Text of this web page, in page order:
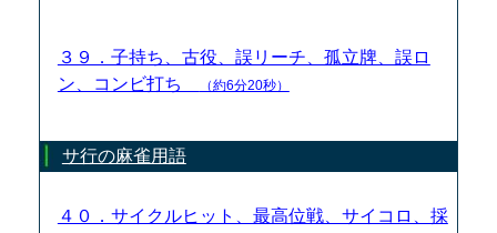
３９．子持ち、古役、誤リーチ、孤立牌、誤ロ
ン、コンビ打ち
（約6分20秒）
サ行の麻雀用語
４０．サイクルヒット、最高位戦、サイコロ、採